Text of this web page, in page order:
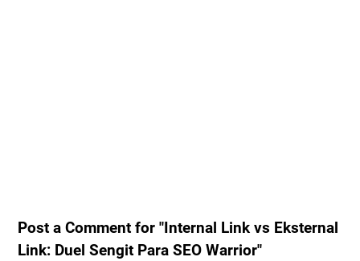
Post a Comment for "Internal Link vs Eksternal
Link: Duel Sengit Para SEO Warrior"